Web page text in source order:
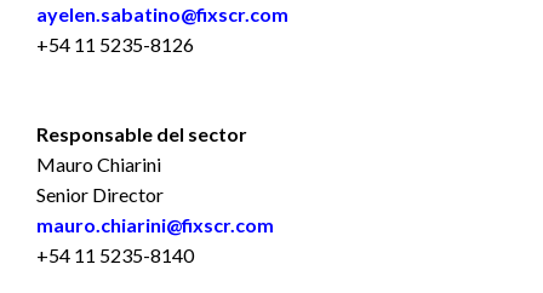
ayelen.sabatino@fixscr.com
+54 11 5235-8126
Responsable del sector
Mauro Chiarini
Senior Director
mauro.chiarini@fixscr.com
+54 11 5235-8140